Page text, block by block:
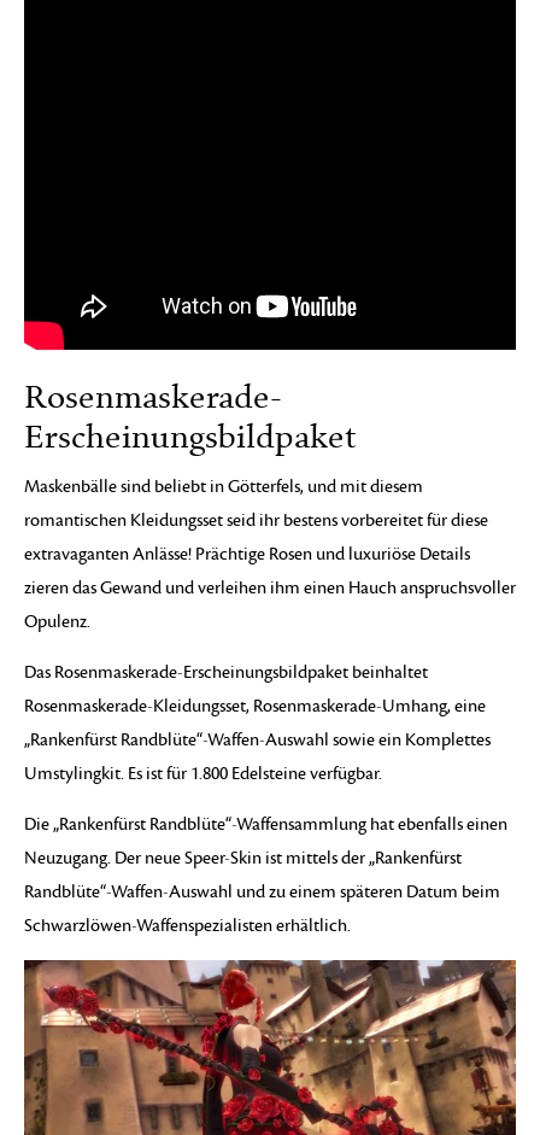
Rosenmaskerade-
Erscheinungsbildpaket
Maskenbälle sind beliebt in Götterfels, und mit diesem
romantischen Kleidungsset seid ihr bestens vorbereitet für diese
extravaganten Anlässe! Prächtige Rosen und luxuriöse Details
zieren das Gewand und verleihen ihm einen Hauch anspruchsvoller
Opulenz.
Das Rosenmaskerade-Erscheinungsbildpaket beinhaltet
Rosenmaskerade-Kleidungsset, Rosenmaskerade-Umhang, eine
„Rankenfürst Randblüte“-Waffen-Auswahl sowie ein Komplettes
Umstylingkit. Es ist für 1.800 Edelsteine verfügbar.
Die „Rankenfürst Randblüte“-Waffensammlung hat ebenfalls einen
Neuzugang. Der neue Speer-Skin ist mittels der „Rankenfürst
Randblüte“-Waffen-Auswahl und zu einem späteren Datum beim
Schwarzlöwen-Waffenspezialisten erhältlich.